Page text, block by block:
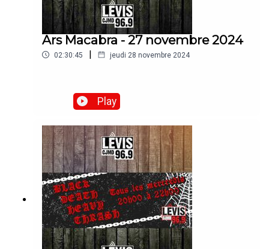
Ars Macabra - 27 novembre 2024
02:30:45 | jeudi 28 novembre 2024
Play